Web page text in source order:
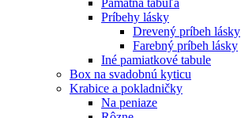
Pamätná tabuľa
Príbehy lásky
Drevený príbeh lásky
Farebný príbeh lásky
Iné pamiatkové tabule
Box na svadobnú kyticu
Krabice a pokladničky
Na peniaze